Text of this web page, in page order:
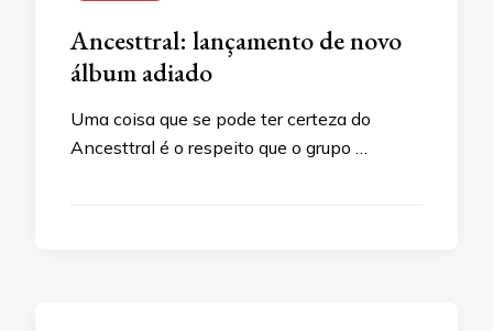
Ancesttral: lançamento de novo
álbum adiado
Uma coisa que se pode ter certeza do
Ancesttral é o respeito que o grupo …